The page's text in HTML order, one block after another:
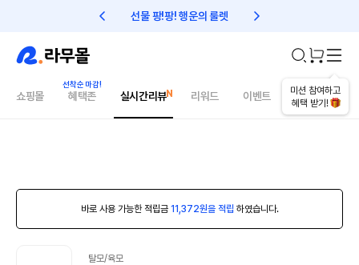
선물 팡!팡! 행운의 룰렛 친구초대 1만원 리워드!
미션 참여하고
혜택 받기!
쇼핑몰 혜택존 실시간리뷰 리워드 이벤트 건강매거진
바로 사용 가능한 적립금 11,372원을 적립 하였습니다.
탈모/육모